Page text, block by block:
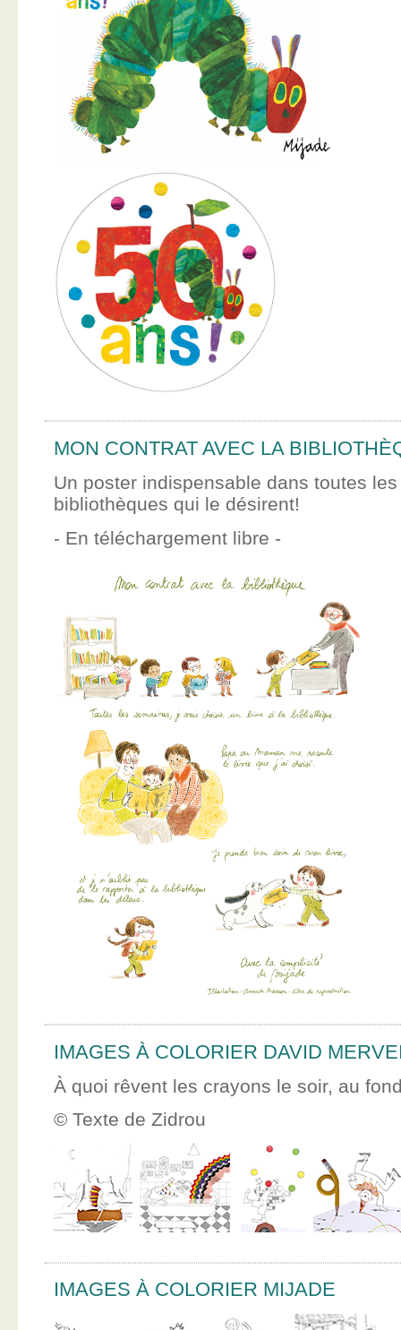
MON CONTRAT AVEC LA
Un poster indispensable dans toutes
bibliothèques qui le désirent!
- En téléchargement libre -
IMAGES À COLORIER DAVID
À quoi rêvent les crayons le soir, au
© Texte de Zidrou
IMAGES À COLORIER MIJADE